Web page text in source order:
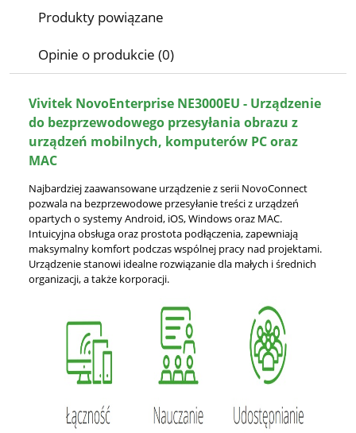
Produkty powiązane
Opinie o produkcie (0)
Vivitek NovoEnterprise NE3000EU - Urządzenie
do bezprzewodowego przesyłania obrazu z
urządzeń mobilnych, komputerów PC oraz
MAC
Najbardziej zaawansowane urządzenie z serii NovoConnect
pozwala na bezprzewodowe przesyłanie treści z urządzeń
opartych o systemy Android, iOS, Windows oraz MAC.
Intuicyjna obsługa oraz prostota podłączenia, zapewniają
maksymalny komfort podczas wspólnej pracy nad projektami.
Urządzenie stanowi idealne rozwiązanie dla małych i średnich
organizacji, a także korporacji.